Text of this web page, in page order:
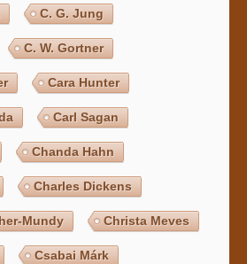
C. G. Jung
C. W. Gortner
Cara Hunter
Carl Sagan
Chanda Hahn
Charles Dickens
Mundy Christa Meves
Csabai Márk